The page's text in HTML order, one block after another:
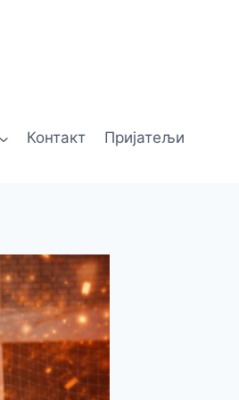
Контакт Пријатељи